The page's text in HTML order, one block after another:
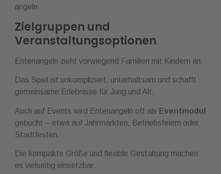
angeln.
Zielgruppen und
Veranstaltungsoptionen
Entenangeln zieht vorwiegend Familien mit Kindern an.
Das Spiel ist unkompliziert, unterhaltsam und schafft
gemeinsame Erlebnisse für Jung und Alt.
Auch auf Events wird Entenangeln oft als Eventmodul
gebucht – etwa auf Jahrmärkten, Betriebsfeiern oder
Stadtfesten.
Die kompakte Größe und flexible Gestaltung machen
es vielseitig einsetzbar.